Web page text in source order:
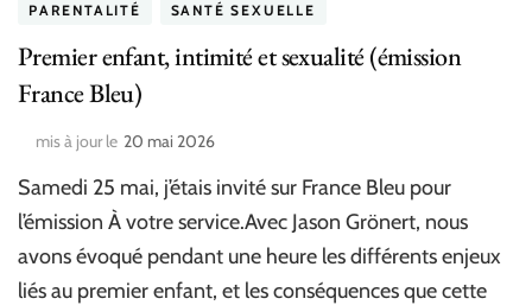
PARENTALITÉ SANTÉ SEXUELLE
Premier enfant, intimité et sexualité (émission
France Bleu)
mis à jour le 20 mai 2026
Samedi 25 mai, j’étais invité sur France Bleu pour
l’émission À votre service.Avec Jason Grönert, nous
avons évoqué pendant une heure les différents enjeux
liés au premier enfant, et les conséquences que cette